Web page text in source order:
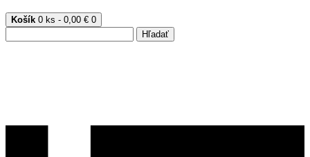
Košík 0 ks - 0,00 € 0
Hľadať